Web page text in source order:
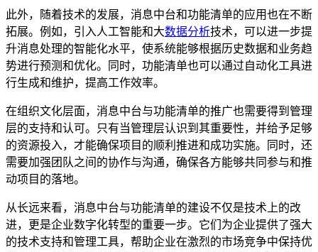
此外，随着技术的发展，消息中台和功能清单的应用也在不断
拓展。例如，引入人工智能和大数据分析技术，可以进一步提
升消息处理的智能化水平，使系统能够根据历史数据和业务趋
势进行预测和优化。同时，功能清单也可以通过自动化工具进
行生成和维护，提高工作效率。
在组织文化层面，消息中台与功能清单的推广也需要得到管理
层的支持和认可。只有当管理层认识到其重要性，并给予足够
的资源投入，才能确保项目的顺利推进和成功实施。同时，还
需要加强团队之间的协作与沟通，确保各方能够共同参与和推
动项目的落地。
从长远来看，消息中台与功能清单的建设不仅是技术上的改
进，更是企业数字化转型的重要一步。它们为企业提供了强大
的技术支持和管理工具，帮助企业在激烈的市场竞争中保持优